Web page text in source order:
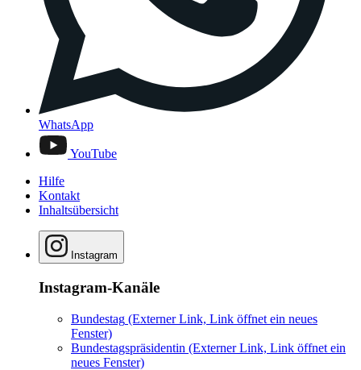
WhatsApp
YouTube
Hilfe
Kontakt
Inhaltsübersicht
Instagram
Instagram-Kanäle
Bundestag (Externer Link, Link öffnet ein neues
Fenster)
Bundestagspräsidentin (Externer Link, Link öffnet ein
neues Fenster)